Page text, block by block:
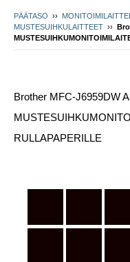
PÄÄTASO ››
MUSTESUIHKULAITTEET ››
Brother MFC-J6959DW
RULLAPAPERILLE